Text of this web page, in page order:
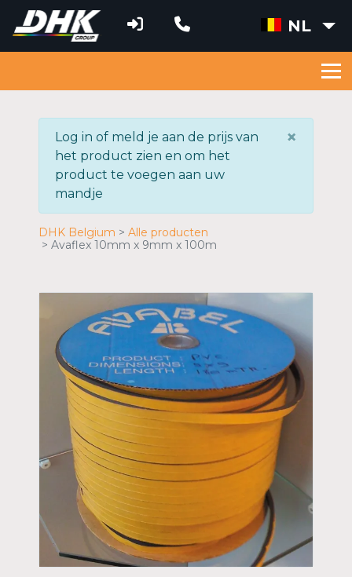
NL
×
Log in of meld je aan de prijs van
het product zien en om het
product te voegen aan uw
mandje
DHK Belgium
Alle producten
Avaflex 10mm x 9mm x 100m